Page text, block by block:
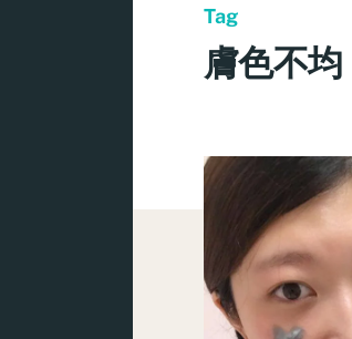
Tag
膚色不均